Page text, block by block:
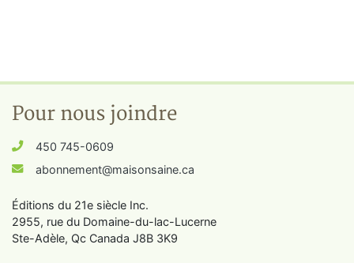
Pour nous joindre
450 745-0609
abonnement@maisonsaine.ca
Éditions du 21e siècle Inc.
2955, rue du Domaine-du-lac-Lucerne
Ste-Adèle, Qc Canada J8B 3K9